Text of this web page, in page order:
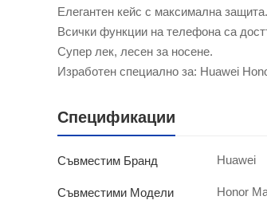
Елегантен кейс с максимална защита.
Всички функции на телефона са
Супер лек, лесен за носене.
Изработен специално за: Huawei
Спецификации
Съвместим Бранд Huawei
Съвместими Модели Honor